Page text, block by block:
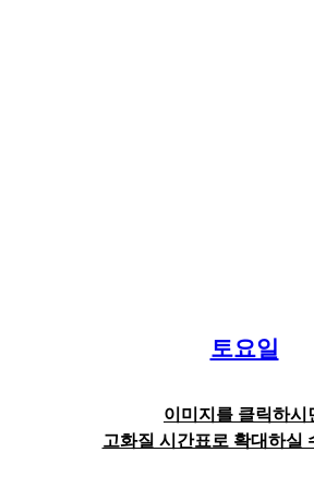
토요일
이미지를 클릭하시
고화질 시간표로 확대하실